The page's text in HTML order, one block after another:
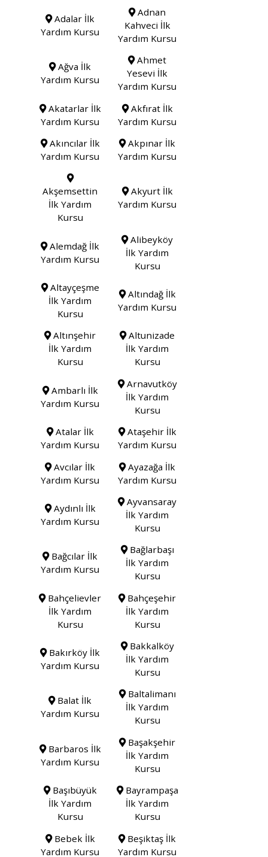
Adalar İlk
Yardım Kursu
Adnan
Kahveci İlk
Yardım Kursu
Ağva İlk
Yardım Kursu
Ahmet
Yesevi İlk
Yardım Kursu
Akatarlar İlk
Yardım Kursu
Akfırat İlk
Yardım Kursu
Akıncılar İlk
Yardım Kursu
Akpınar İlk
Yardım Kursu
Akşemsettin
İlk Yardım
Kursu
Akyurt İlk
Yardım Kursu
Alemdağ İlk
Yardım Kursu
Alibeyköy
İlk Yardım
Kursu
Altayçeşme
İlk Yardım
Kursu
Altındağ İlk
Yardım Kursu
Altınşehir
İlk Yardım
Kursu
Altunizade
İlk Yardım
Kursu
Ambarlı İlk
Yardım Kursu
Arnavutköy
İlk Yardım
Kursu
Atalar İlk
Yardım Kursu
Ataşehir İlk
Yardım Kursu
Avcılar İlk
Yardım Kursu
Ayazağa İlk
Yardım Kursu
Aydınlı İlk
Yardım Kursu
Ayvansaray
İlk Yardım
Kursu
Bağcılar İlk
Yardım Kursu
Bağlarbaşı
İlk Yardım
Kursu
Bahçelievler
İlk Yardım
Kursu
Bahçeşehir
İlk Yardım
Kursu
Bakırköy İlk
Yardım Kursu
Bakkalköy
İlk Yardım
Kursu
Balat İlk
Yardım Kursu
Baltalimanı
İlk Yardım
Kursu
Barbaros İlk
Yardım Kursu
Başakşehir
İlk Yardım
Kursu
Başıbüyük
İlk Yardım
Kursu
Bayrampaşa
İlk Yardım
Kursu
Bebek İlk
Yardım Kursu
Beşiktaş İlk
Yardım Kursu